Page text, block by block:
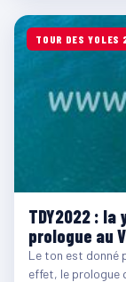
TOUR DES YOLES
TDY2022 : la
prologue au
Le ton est donné
effet, le prologue